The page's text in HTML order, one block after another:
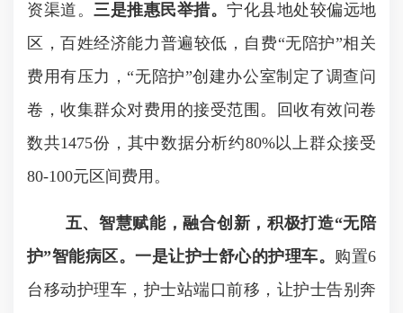
资渠道。 三是推惠民举措。 宁化县地处较偏远地
区，百姓经济能力普遍较低，自费“无陪护”相关
费用有压力，“无陪护”创建办公室制定了调查问
卷，收集群众对费用的接受范围。回收有效问卷
数共1475份，其中数据分析约80%以上群众接受
80-100元区间费用。
五、智慧赋能，融合创新，积极打造“无陪
护”智能病区。一是让护士舒心的护理车。 购置6
台移动护理车，护士站端口前移，让护士告别奔